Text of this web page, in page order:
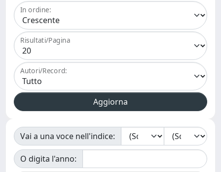
In ordine:
Risultati/Pagina
Autori/Record:
Vai a una voce nell'indice:
O digita l'anno: